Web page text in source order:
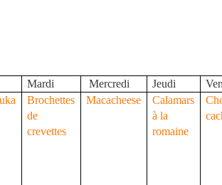
Mardi Mercredi Jeudi
Brochettes
de
crevettes
Macacheese
Calamars
à la
romaine